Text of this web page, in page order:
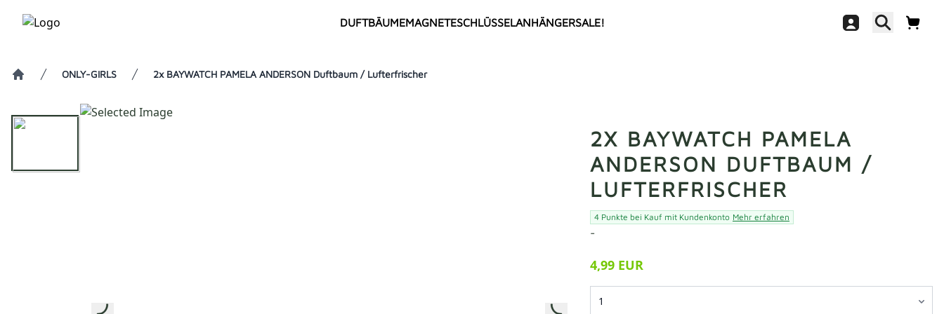
DUFTBÄUME
ALLE
Internationale Memes
MAGNETESCHLÜSSELANHÄNGERSALE!
ONLY-GIRLS 2x BAYWATCH PAMELA ANDERSON Duftbaum / Lufterfrischer
2X BAYWATCH PAMELA
ANDERSON DUFTBAUM /
LUFTERFRISCHER
4 Punkte bei Kauf mit Kundenkonto Mehr erfahren
-
4,99 EUR